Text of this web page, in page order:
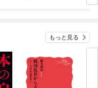
もっと見る